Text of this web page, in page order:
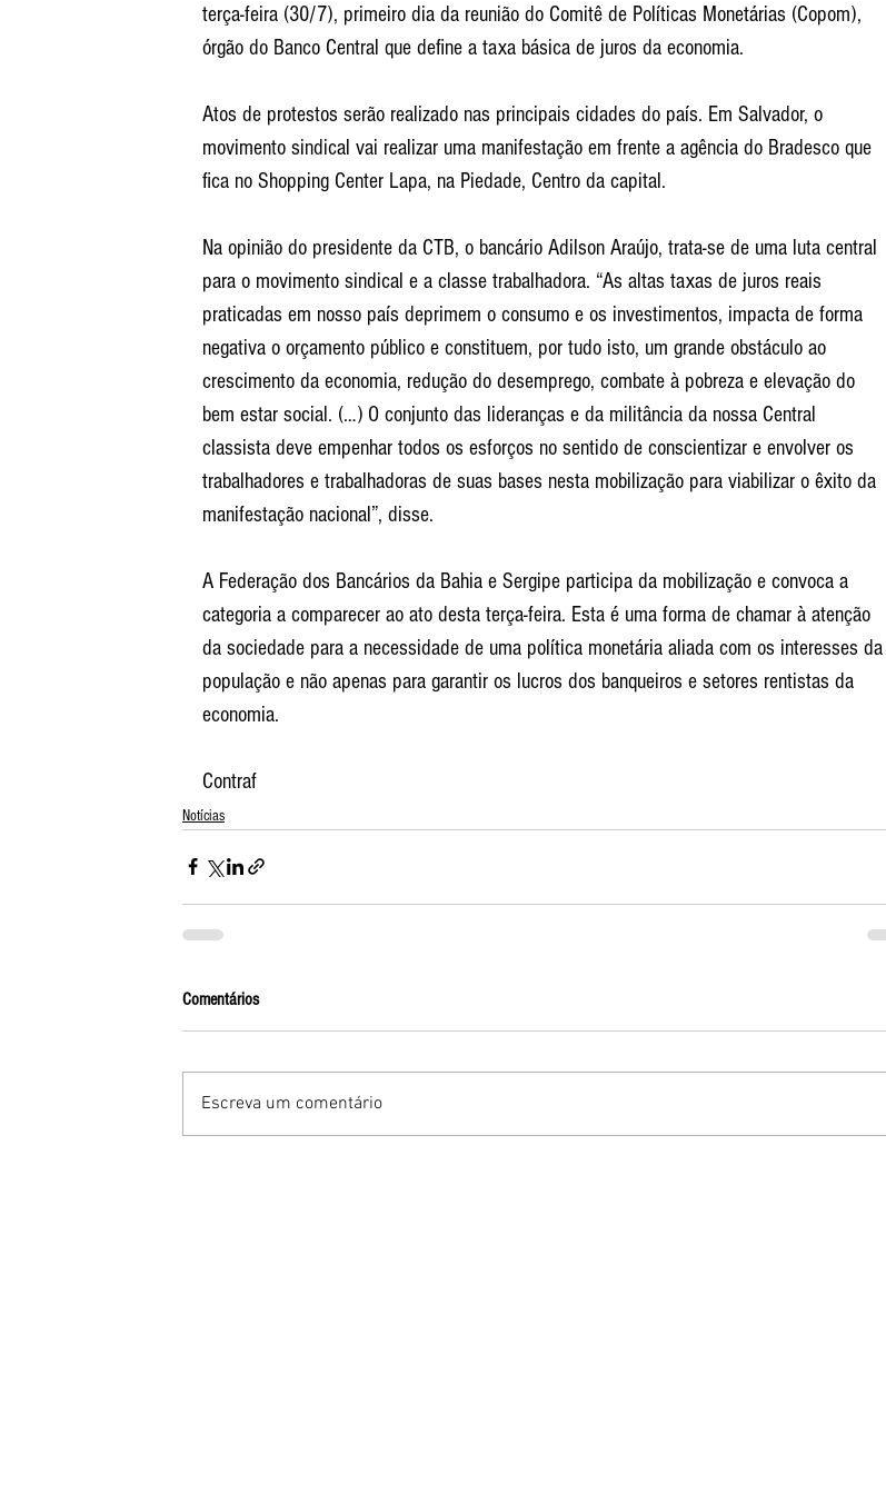
terça-feira (30/7), primeiro dia da reunião do Comitê de Políticas Monetárias (Copom),
órgão do Banco Central que define a taxa básica de juros da economia.
Atos de protestos serão realizado nas principais cidades do país. Em Salvador, o
movimento sindical vai realizar uma manifestação em frente a agência do Bradesco que
fica no Shopping Center Lapa, na Piedade, Centro da capital.
Na opinião do presidente da CTB, o bancário Adilson Araújo, trata-se de uma luta central
para o movimento sindical e a classe trabalhadora. “As altas taxas de juros reais
praticadas em nosso país deprimem o consumo e os investimentos, impacta de forma
negativa o orçamento público e constituem, por tudo isto, um grande obstáculo ao
crescimento da economia, redução do desemprego, combate à pobreza e elevação do
bem estar social. (…) O conjunto das lideranças e da militância da nossa Central
classista deve empenhar todos os esforços no sentido de conscientizar e envolver os
trabalhadores e trabalhadoras de suas bases nesta mobilização para viabilizar o êxito da
manifestação nacional”, disse.
A Federação dos Bancários da Bahia e Sergipe participa da mobilização e convoca a
categoria a comparecer ao ato desta terça-feira. Esta é uma forma de chamar à atenção
da sociedade para a necessidade de uma política monetária aliada com os interesses da
população e não apenas para garantir os lucros dos banqueiros e setores rentistas da
economia.
Contraf
Notícias
Comentários
Escreva um comentário